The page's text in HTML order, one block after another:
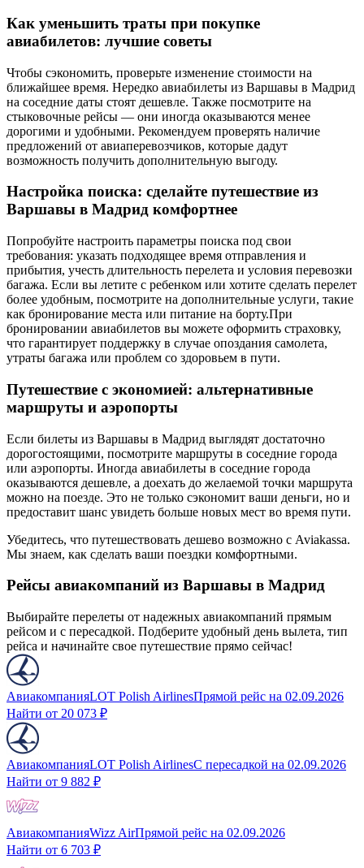
Как уменьшить траты при покупке
авиабилетов: лучшие советы
Чтобы сэкономить, проверьте изменение стоимости на
ближайшее время. Нередко авиабилеты из Варшавы в Мадрид
на соседние даты стоят дешевле. Также посмотрите на
стыковочные рейсы — они иногда оказываются менее
дорогими и удобными. Рекомендуем проверять наличие
предложений от авиаперевозчиков, которые дадут
возможность получить дополнительную выгоду.
Настройка поиска: сделайте путешествие из
Варшавы в Мадрид комфортнее
Попробуйте настроить параметры поиска под свои
требования: указать подходящее время отправления и
прибытия, учесть длительность перелета и условия перевозки
багажа. Если вы летите с ребенком или хотите сделать перелет
более удобным, посмотрите на дополнительные услуги, такие
как бронирование места или питание на борту.При
бронировании авиабилетов вы можете оформить страховку,
что гарантирует поддержку в случае опоздания самолета,
утраты багажа или проблем со здоровьем в пути.
Путешествие с экономией: альтернативные
маршруты и аэропорты
Если билеты из Варшавы в Мадрид выглядят достаточно
дорогостоящими, посмотрите маршруты в соседние города
или аэропорты. Иногда авиабилеты в соседние города
оказываются дешевле, а доехать до желаемой точки маршрута
можно на поезде. Это не только сэкономит ваши деньги, но и
предоставит шанс увидеть больше новых мест во время пути.
Убедитесь, что путешествовать дешево возможно с Aviakassa.
Мы знаем, как сделать ваши поездки комфортными.
Рейсы авиакомпаний из Варшавы в Мадрид
Выбирайте перелеты от надежных авиакомпаний прямым
рейсом и с пересадкой. Подберите удобный день вылета, тип
рейса и начинайте свое путешествие прямо сейчас!
АвиакомпанияLOT Polish AirlinesПрямой рейс на 02.09.2026
Найти от 20 073 ₽
АвиакомпанияLOT Polish AirlinesС пересадкой на 02.09.2026
Найти от 9 882 ₽
АвиакомпанияWizz AirПрямой рейс на 02.09.2026
Найти от 6 703 ₽